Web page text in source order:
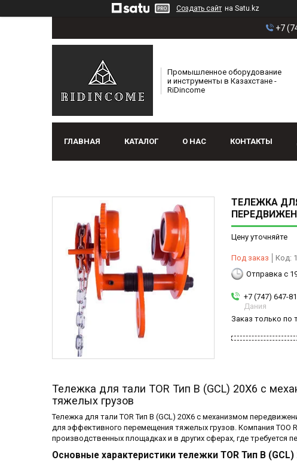
Создать сайт на Satu.kz
+7
Промышленное оборудование
и инструменты в Казахстане -
RiDincome
ГЛАВНАЯ КАТАЛОГ О НАС КОНТАКТЫ
ТЕЛЕЖКА
Цену уточняйте
Под заказ Код:
Отправка с
+7 (747) 647-
Дания
Заказ только по
Тележка для тали TOR Тип В (GCL) 20Х6 с
тяжелых грузов
Тележка для тали TOR Тип В (GCL) 20Х6 с механизмом
для эффективного перемещения тяжелых грузов. Компания ТОО
производственных площадках и в других сферах, где требуется
Основные характеристики тележки TOR Тип В (GCL)